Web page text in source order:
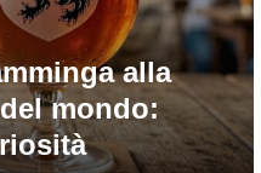
alla
mondo: